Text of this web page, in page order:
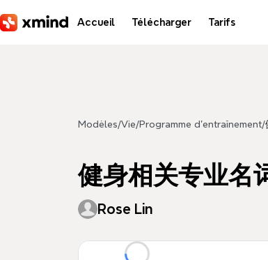
Accueil Télécharger Tarifs
Modèles/Vie/Programme d'entraînement/
健身相关专业名
Rose Lin